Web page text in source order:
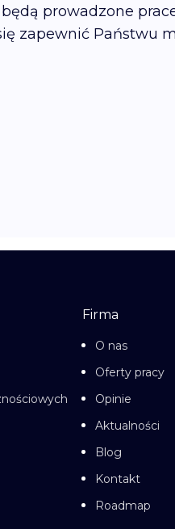
będą prowadzone
zapewnić Państwu
Firma
O nas
Oferty pracy
Opinie
Aktualności
Blog
Kontakt
Roadmap